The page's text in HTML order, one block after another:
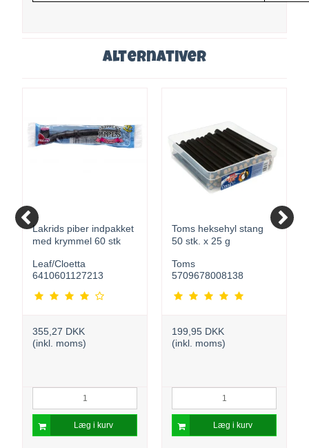
Alternativer
Lakrids piber indpakket
med krymmel 60 stk
Leaf/Cloetta
6410601127213
355,27 DKK
(inkl. moms)
Læg i kurv
Toms heksehyl stang
50 stk. x 25 g
Toms
5709678008138
199,95 DKK
(inkl. moms)
Læg i kurv